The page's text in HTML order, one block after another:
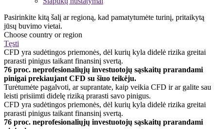
Pasirinkite kitą šalį ar regioną, kad pamatytumėte turinį, pritaikytą
jūsų buvimo vietai.
Choose country or region
Tęsti
CFD yra sudėtingos priemonės, dėl kurių kyla didelė rizika greitai
prarasti pinigus taikant finansinį svertą.
76 proc. neprofesionaliųjų investuotojų sąskaitų prarandami
pinigai prekiaujant CFD su šiuo teikėju.
Turėtumėte pagalvoti, ar suprantate, kaip veikia CFD ir ar galite sau
leisti prisiimti didelę riziką prarasti savo pinigus.
CFD yra sudėtingos priemonės, dėl kurių kyla didelė rizika greitai
prarasti pinigus taikant finansinį svertą.
76 proc. neprofesionaliųjų investuotojų sąskaitų prarandami